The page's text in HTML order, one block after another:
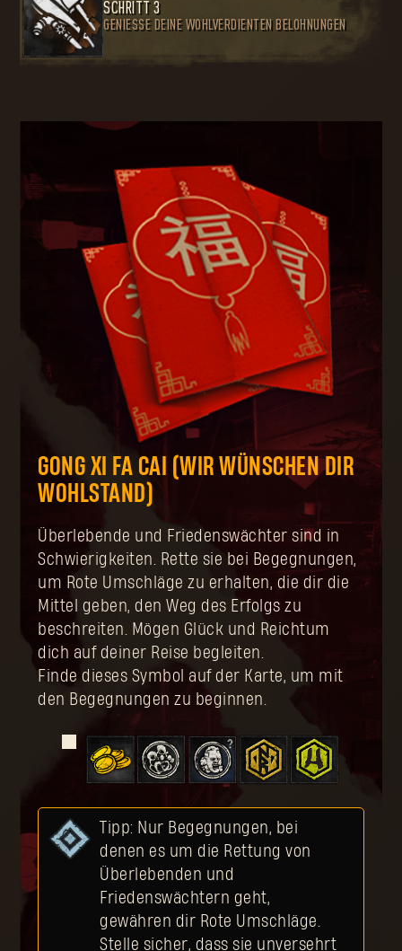
SCHRITT 3
GENIESSE DEINE WOHLVERDIENTEN BELOHNUNGEN
GONG XI FA CAI (WIR WÜNSCHEN DIR
WOHLSTAND)
Überlebende und Friedenswächter sind in
Schwierigkeiten. Rette sie bei Begegnungen,
um Rote Umschläge zu erhalten, die dir die
Mittel geben, den Weg des Erfolgs zu
beschreiten. Mögen Glück und Reichtum
dich auf deiner Reise begleiten.
Finde dieses Symbol auf der Karte, um mit
den Begegnungen zu beginnen.
Tipp: Nur Begegnungen, bei
denen es um die Rettung von
Überlebenden und
Friedenswächtern geht,
gewähren dir Rote Umschläge.
Stelle sicher, dass sie unversehrt